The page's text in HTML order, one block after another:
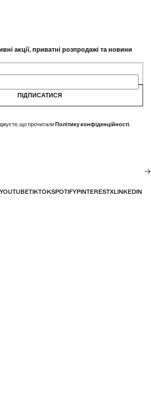
акції, приватні розпродажі та новини
ПІДПИСАТИСЯ
що прочиталиПолітику конфіденційності.
YOUTUBETIKTOKSPOTIFYPINTERESTXLINKEDIN